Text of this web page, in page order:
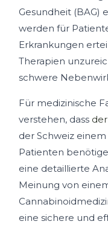
Gesundheit (BAG)
werden für
Erkrankungen
Therapien
schwere
Für medizinische
verstehen, dass
der Schweiz
Patienten
eine detaillierte
Meinung von
eine sichere und